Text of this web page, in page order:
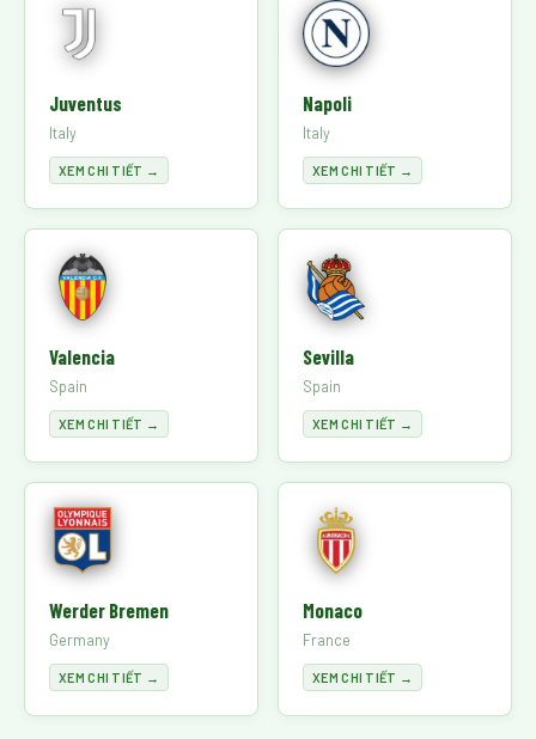
Juventus
Italy
XEM CHI TIẾT →
Napoli
Italy
XEM CHI TIẾT →
Valencia
Spain
XEM CHI TIẾT →
Sevilla
Spain
XEM CHI TIẾT →
Werder Bremen
Germany
XEM CHI TIẾT →
Monaco
France
XEM CHI TIẾT →